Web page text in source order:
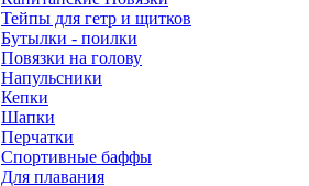
Тейпы для гетр и щитков
Бутылки - поилки
Повязки на голову
Напульсники
Кепки
Шапки
Перчатки
Спортивные баффы
Для плавания